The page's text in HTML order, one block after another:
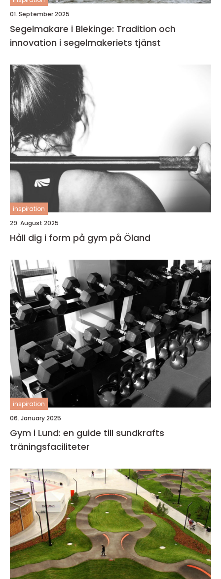
01. September 2025
Segelmakare i Blekinge: Tradition och
innovation i segelmakeriets tjänst
inspiration
29. August 2025
Håll dig i form på gym på Öland
inspiration
06. January 2025
Gym i Lund: en guide till sundkrafts
träningsfaciliteter